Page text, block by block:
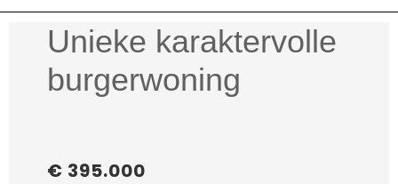
Unieke karaktervolle
burgerwoning
€ 395.000